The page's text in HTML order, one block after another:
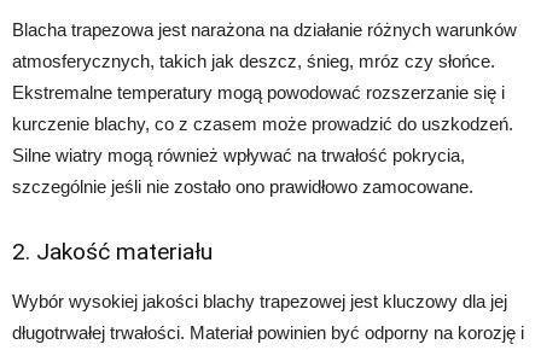
Blacha trapezowa jest narażona na działanie różnych warunków
atmosferycznych, takich jak deszcz, śnieg, mróz czy słońce.
Ekstremalne temperatury mogą powodować rozszerzanie się i
kurczenie blachy, co z czasem może prowadzić do uszkodzeń.
Silne wiatry mogą również wpływać na trwałość pokrycia,
szczególnie jeśli nie zostało ono prawidłowo zamocowane.
2. Jakość materiału
Wybór wysokiej jakości blachy trapezowej jest kluczowy dla jej
długotrwałej trwałości. Materiał powinien być odporny na korozję i